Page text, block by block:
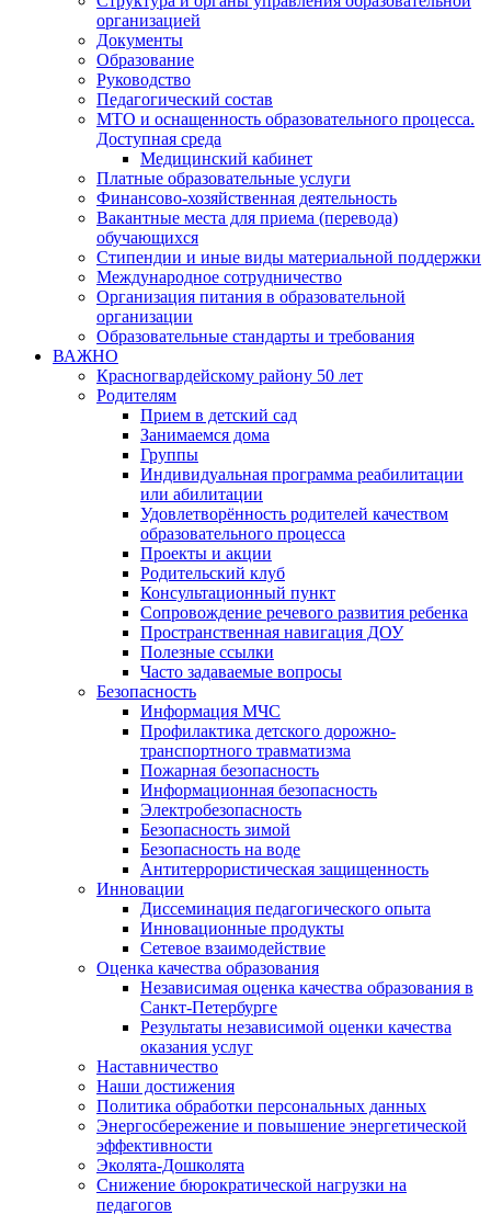
организацией
Документы
Образование
Руководство
Педагогический состав
МТО и оснащенность образовательного процесса.
Доступная среда
Медицинский кабинет
Платные образовательные услуги
Финансово-хозяйственная деятельность
Вакантные места для приема (перевода)
обучающихся
Стипендии и иные виды материальной поддержки
Международное сотрудничество
Организация питания в образовательной
организации
Образовательные стандарты и требования
ВАЖНО
Красногвардейскому району 50 лет
Родителям
Прием в детский сад
Занимаемся дома
Группы
Индивидуальная программа реабилитации
или абилитации
Удовлетворённость родителей качеством
образовательного процесса
Проекты и акции
Родительский клуб
Консультационный пункт
Сопровождение речевого развития ребенка
Пространственная навигация ДОУ
Полезные ссылки
Часто задаваемые вопросы
Безопасность
Информация МЧС
Профилактика детского дорожно-
транспортного травматизма
Пожарная безопасность
Информационная безопасность
Электробезопасность
Безопасность зимой
Безопасность на воде
Антитеррористическая защищенность
Инновации
Диссеминация педагогического опыта
Инновационные продукты
Сетевое взаимодействие
Оценка качества образования
Независимая оценка качества образования в
Санкт-Петербурге
Результаты независимой оценки качества
оказания услуг
Наставничество
Наши достижения
Политика обработки персональных данных
Энергосбережение и повышение энергетической
эффективности
Эколята-Дошколята
Снижение бюрократической нагрузки на
педагогов